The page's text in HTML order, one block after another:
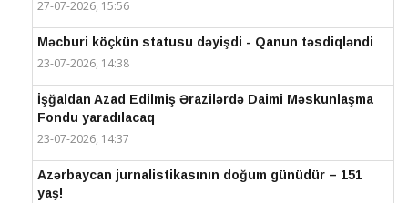
27-07-2026, 15:56
Məcburi köçkün statusu dəyişdi - Qanun təsdiqləndi
23-07-2026, 14:38
İşğaldan Azad Edilmiş Ərazilərdə Daimi Məskunlaşma
Fondu yaradılacaq
23-07-2026, 14:37
Azərbaycan jurnalistikasının doğum günüdür – 151
yaş!